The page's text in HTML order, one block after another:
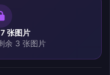
张图片
余 3 张图片